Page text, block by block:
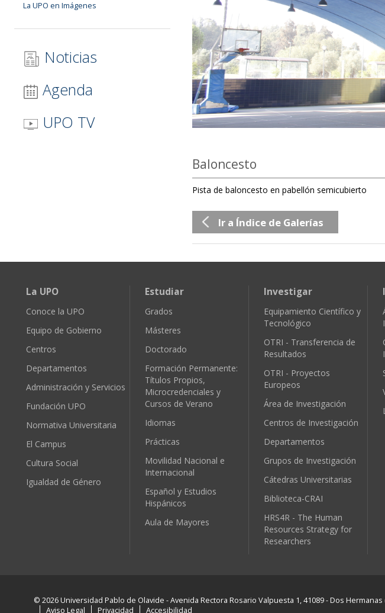
La UPO en Imágenes
Noticias
Agenda
UPO TV
Baloncesto
Pista de baloncesto en pabellón semicubierto
Ir a Índice de Galerías
La UPO
Conoce la UPO
Equipo de Gobierno
Centros
Departamentos
Administración y Servicios
Fundación UPO
Normativa Universitaria
El Campus
Cultura Social
Igualdad de Género
Estudiar
Grados
Másteres
Doctorado
Formación Permanente:
Títulos Propios,
Microcredenciales y
Cursos de Verano
Idiomas
Prácticas
Movilidad Nacional e
Internacional
Español y Estudios
Hispánicos
Aula de Mayores
Investigar
Equipamiento Científico y
Tecnológico
OTRI - Transferencia de
Resultados
OTRI - Proyectos
Europeos
Área de Investigación
Centros de Investigación
Departamentos
Grupos de Investigación
Cátedras Universitarias
Biblioteca-CRAI
HRS4R - The Human
Resources Strategy for
Researchers
© 2026 Universidad Pablo de Olavide - Avenida Rectora Rosario Valpuesta 1, 41089 - Dos Hermanas
Aviso Legal
Privacidad Accesibilidad